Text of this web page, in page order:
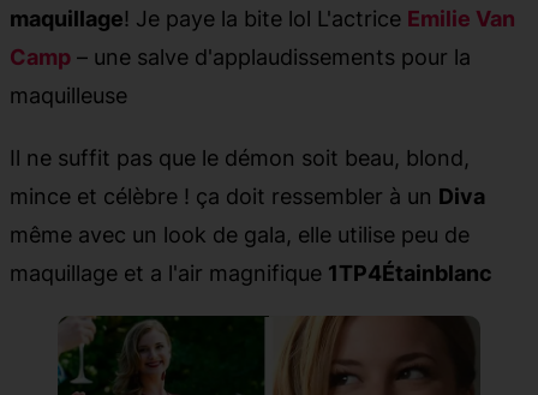
maquillage! Je paye la bite lol L'actrice Emilie Van
Camp – une salve d'applaudissements pour la
maquilleuse
Il ne suffit pas que le démon soit beau, blond,
mince et célèbre ! ça doit ressembler à un Diva
même avec un look de gala, elle utilise peu de
maquillage et a l'air magnifique 1TP4Étainblanc